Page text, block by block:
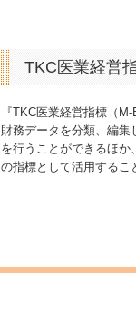
TKC医業経営
『TKC医業経営指標（
財務データを分類、編集
を行うことができるほ
の指標として活用するこ